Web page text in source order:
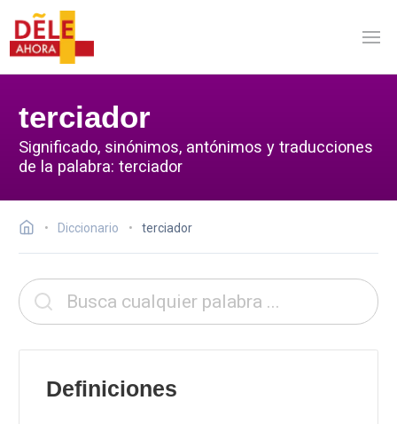
terciador
Significado, sinónimos, antónimos y traducciones
de la palabra: terciador
Diccionario terciador
Definiciones